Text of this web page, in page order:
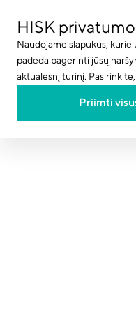
HISK
Naudojame slapukus, kurie
padeda pagerinti jūsų
aktualesnį turinį.
Priimti